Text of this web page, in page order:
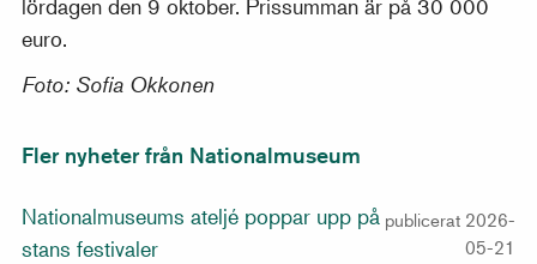
lördagen den 9 oktober. Prissumman är på 30 000
euro.
Foto: Sofia Okkonen
Fler nyheter från Nationalmuseum
Nationalmuseums ateljé poppar upp på
stans festivaler
publicerat 2026-
05-21